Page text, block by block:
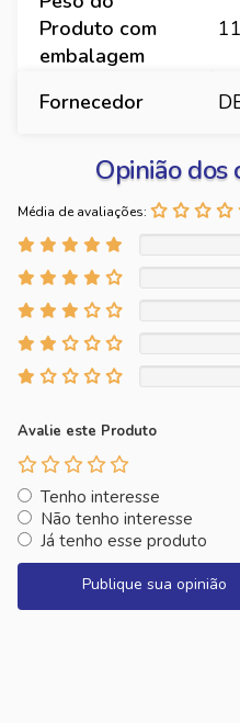
Produto com
embalagem
Fornecedor
Opinião dos
Média de avaliações:
Avalie este Produto
Tenho interesse
Não tenho interesse
Já tenho esse produto
Publique sua opinião